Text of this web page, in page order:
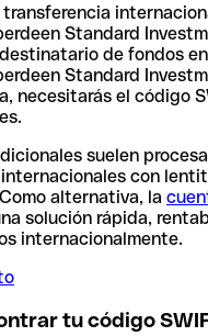
transferencia
Standard
de fondos
Standard
necesitarás el código
suelen
con
alternativa, la
solución rápida,
internacionalmente.
tu código